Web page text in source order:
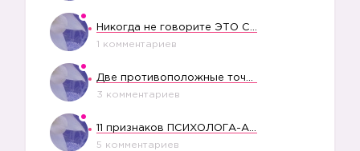
1 комментариев
3 комментариев
5 комментариев